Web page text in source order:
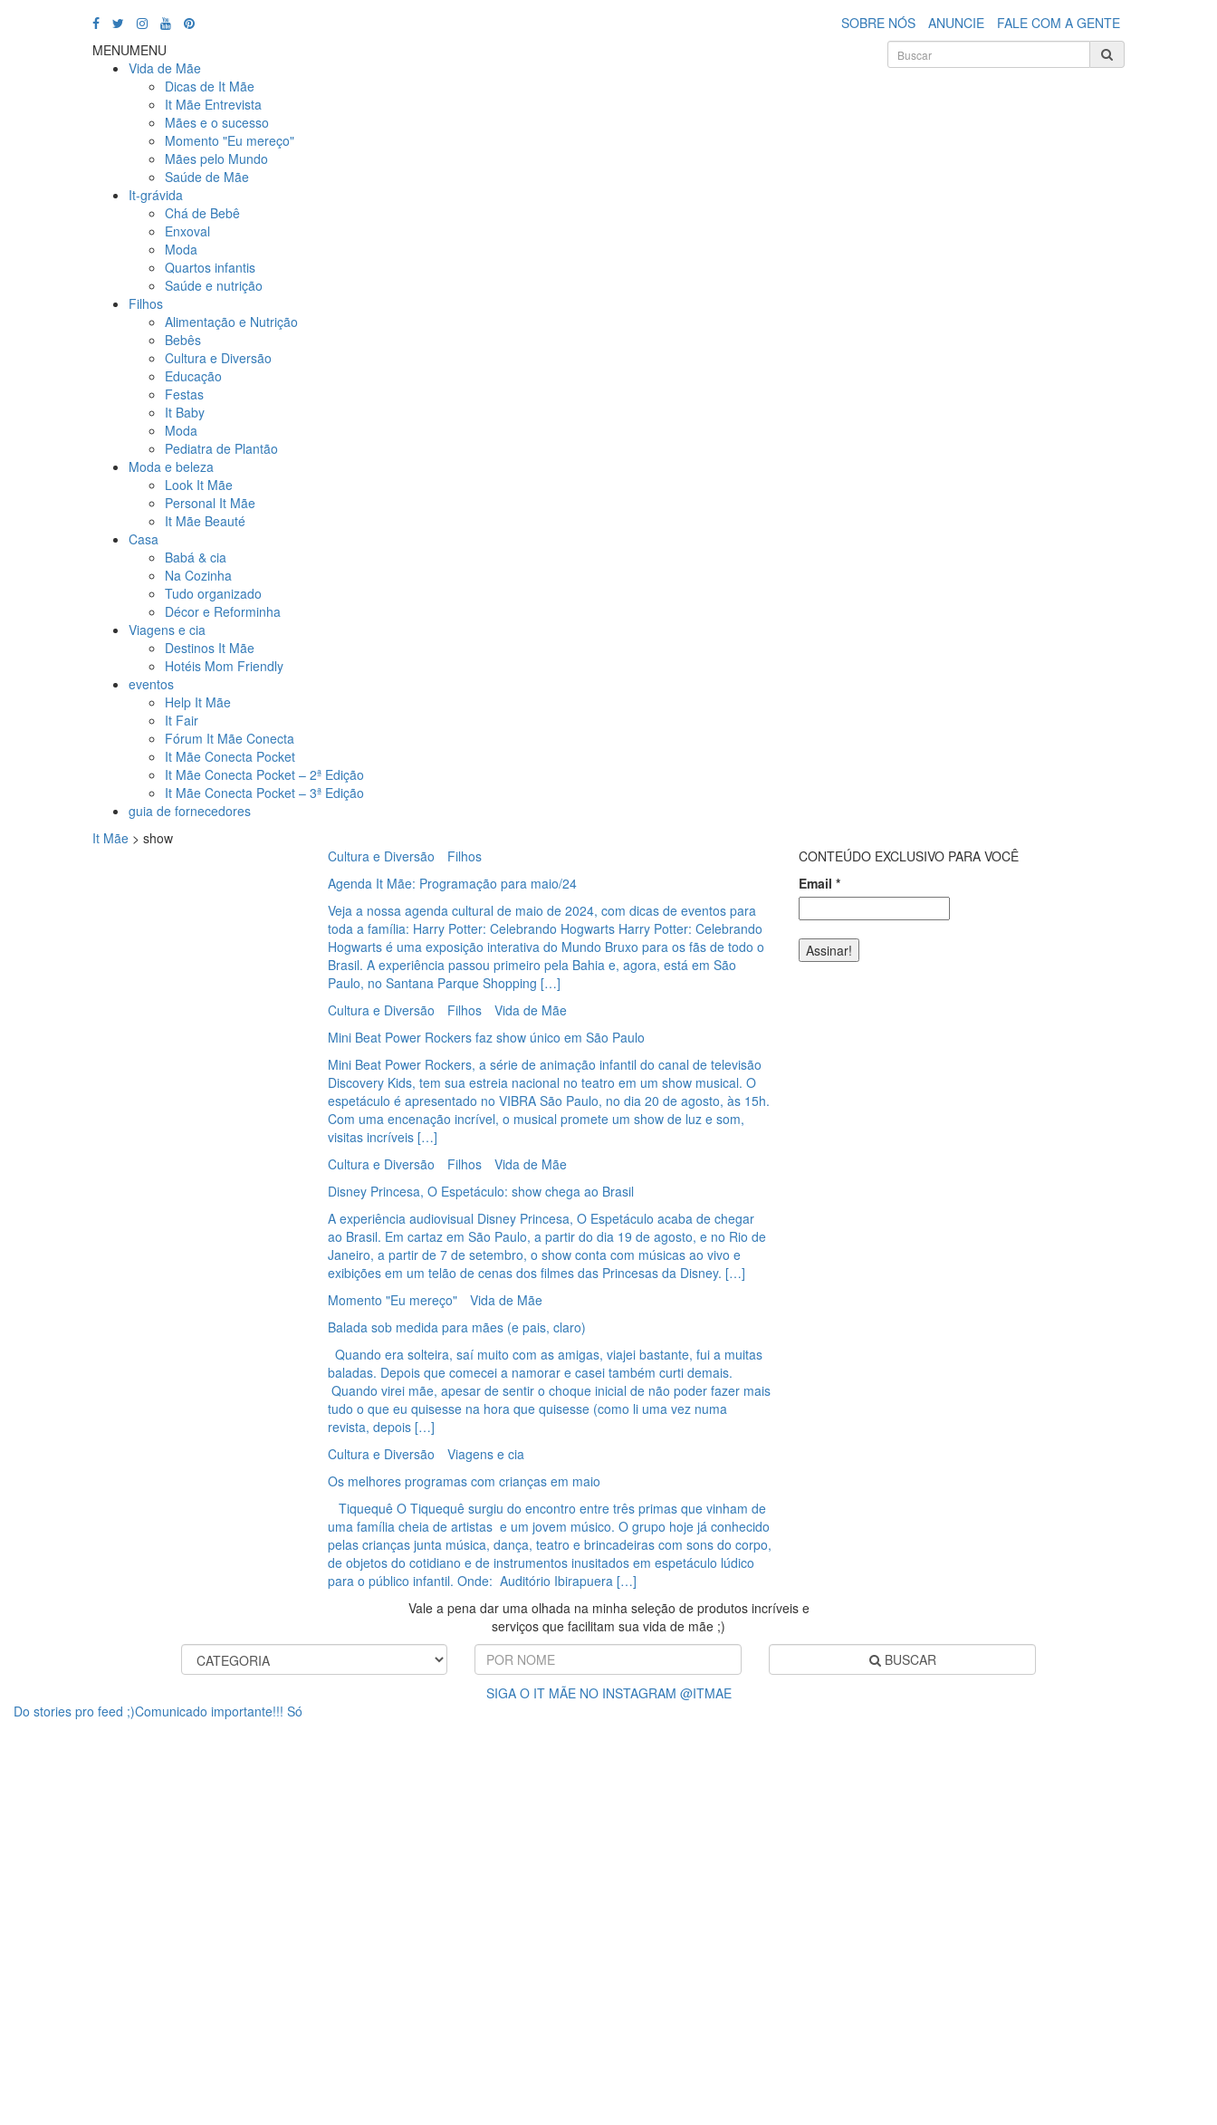
SOBRE NÓS ANUNCIE
FALE COM A GENTE
MENUMENU
Vida de Mãe
Dicas de It Mãe
It Mãe Entrevista
Mães e o sucesso
Momento "Eu mereço"
Mães pelo Mundo
Saúde de Mãe
It-grávida
Chá de Bebê
Enxoval
Moda
Quartos infantis
Saúde e nutrição
Filhos
Alimentação e Nutrição
Bebês
Cultura e Diversão
Educação
Festas
It Baby
Moda
Pediatra de Plantão
Moda e beleza
Look It Mãe
Personal It Mãe
It Mãe Beauté
Casa
Babá & cia
Na Cozinha
Tudo organizado
Décor e Reforminha
Viagens e cia
Destinos It Mãe
Hotéis Mom Friendly
eventos
Help It Mãe
It Fair
Fórum It Mãe Conecta
It Mãe Conecta Pocket
It Mãe Conecta Pocket – 2ª Edição
It Mãe Conecta Pocket – 3ª Edição
guia de fornecedores
It Mãe > show
Cultura e Diversão
Filhos
Agenda It Mãe: Programação para maio/24
Veja a nossa agenda cultural de maio de 2024, com dicas de eventos para
toda a família: Harry Potter: Celebrando Hogwarts Harry Potter: Celebrando
Hogwarts é uma exposição interativa do Mundo Bruxo para os fãs de todo o
Brasil. A experiência passou primeiro pela Bahia e, agora, está em São
Paulo, no Santana Parque Shopping […]
Cultura e Diversão
Filhos
Vida de Mãe
Mini Beat Power Rockers faz show único em São Paulo
Mini Beat Power Rockers, a série de animação infantil do canal de televisão
Discovery Kids, tem sua estreia nacional no teatro em um show musical. O
espetáculo é apresentado no VIBRA São Paulo, no dia 20 de agosto, às 15h.
Com uma encenação incrível, o musical promete um show de luz e som,
visitas incríveis […]
Cultura e Diversão
Filhos
Vida de Mãe
Disney Princesa, O Espetáculo: show chega ao Brasil
A experiência audiovisual Disney Princesa, O Espetáculo acaba de chegar
ao Brasil. Em cartaz em São Paulo, a partir do dia 19 de agosto, e no Rio de
Janeiro, a partir de 7 de setembro, o show conta com músicas ao vivo e
exibições em um telão de cenas dos filmes das Princesas da Disney. […]
Momento "Eu mereço"
Vida de Mãe
Balada sob medida para mães (e pais, claro)
Quando era solteira, saí muito com as amigas, viajei bastante, fui a muitas
baladas. Depois que comecei a namorar e casei também curti demais.
Quando virei mãe, apesar de sentir o choque inicial de não poder fazer mais
tudo o que eu quisesse na hora que quisesse (como li uma vez numa
revista, depois […]
Cultura e Diversão
Viagens e cia
Os melhores programas com crianças em maio
Tiquequê O Tiquequê surgiu do encontro entre três primas que vinham de
uma família cheia de artistas e um jovem músico. O grupo hoje já conhecido
pelas crianças junta música, dança, teatro e brincadeiras com sons do corpo,
de objetos do cotidiano e de instrumentos inusitados em espetáculo lúdico
para o público infantil. Onde: Auditório Ibirapuera […]
CONTEÚDO EXCLUSIVO PARA VOCÊ
Email *
Vale a pena dar uma olhada na minha seleção de produtos incríveis e
serviços que facilitam sua vida de mãe ;)
BUSCAR
SIGA O IT MÃE NO INSTAGRAM @ITMAE
Do stories pro feed ;)Comunicado importante!!! Só